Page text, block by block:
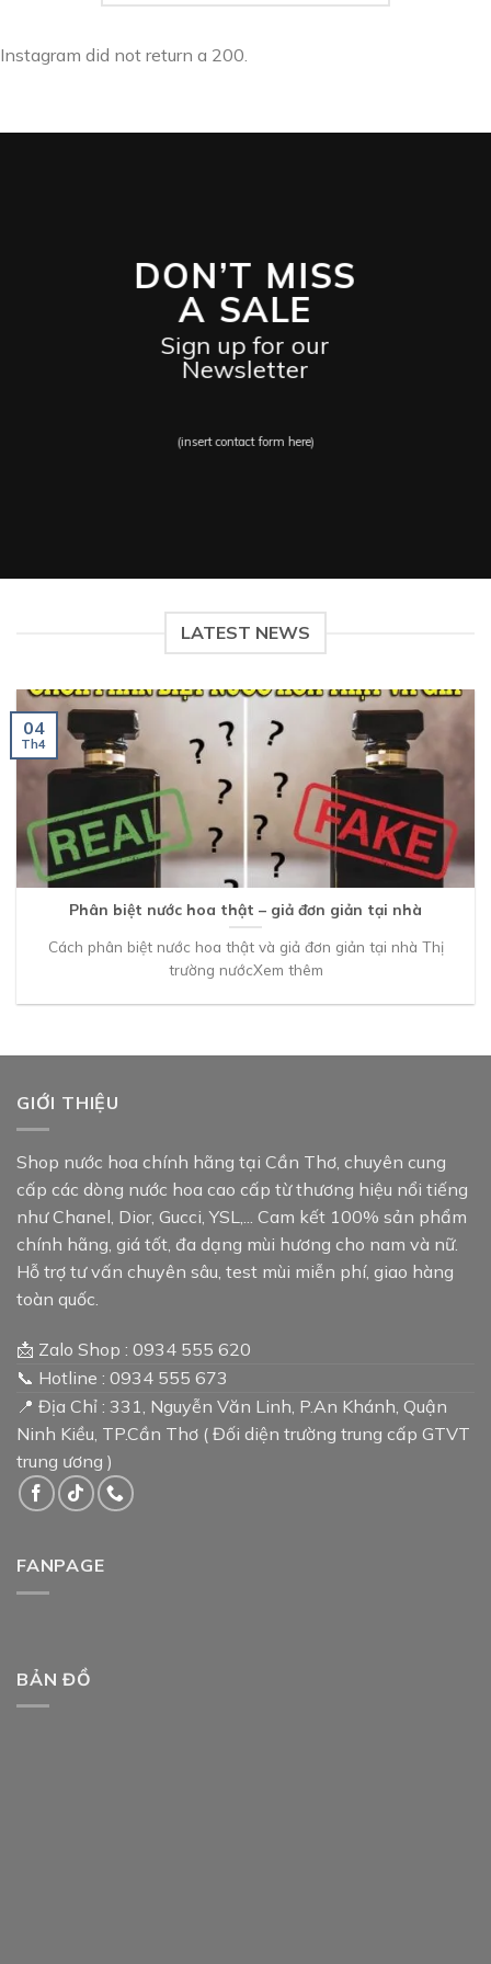
Instagram did not return a 200.
DON’T MISS
A SALE
Sign up for our
Newsletter
(insert contact form here)
LATEST NEWS
Phân biệt nước hoa thật – giả đơn giản tại nhà
Cách phân biệt nước hoa thật và giả đơn giản tại nhà Thị
trường nướcXem thêm
04
Th4
GIỚI THIỆU
Shop nước hoa chính hãng tại Cần Thơ, chuyên cung
cấp các dòng nước hoa cao cấp từ thương hiệu nổi tiếng
như Chanel, Dior, Gucci, YSL,... Cam kết 100% sản phẩm
chính hãng, giá tốt, đa dạng mùi hương cho nam và nữ.
Hỗ trợ tư vấn chuyên sâu, test mùi miễn phí, giao hàng
toàn quốc.
📩 Zalo Shop : 0934 555 620
📞 Hotline : 0934 555 673
📍 Địa Chỉ : 331, Nguyễn Văn Linh, P.An Khánh, Quận
Ninh Kiều, TP.Cần Thơ ( Đối diện trường trung cấp GTVT
trung ương )
FANPAGE
BẢN ĐỒ